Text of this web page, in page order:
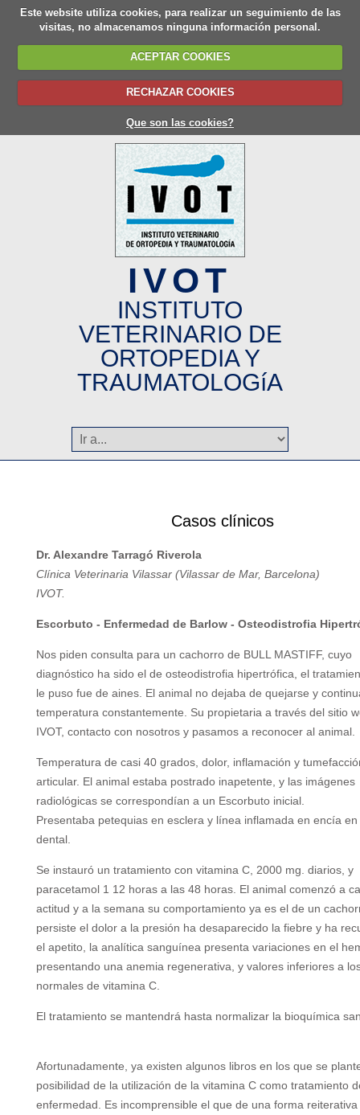
Este website utiliza cookies, para realizar un seguimiento de las
visitas, no almacenamos ninguna información personal.
ACEPTAR COOKIES
RECHAZAR COOKIES
Que son las cookies?
IVOT
INSTITUTO
VETERINARIO DE
ORTOPEDIA Y
TRAUMATOLOGíA
Casos clínicos
Dr. Alexandre Tarragó Riverola
Clínica Veterinaria Vilassar (Vilassar de Mar, Barcelona)
IVOT.
Escorbuto - Enfermedad de Barlow - Osteodistrofia
Nos piden consulta para un cachorro de BULL MASTIFF, cuyo
diagnóstico ha sido el de osteodistrofia hipertrófica, el
le puso fue de aines. El animal no dejaba de quejarse y
temperatura constantemente. Su propietaria a través del sitio
IVOT, contacto con nosotros y pasamos a reconocer al animal.
Temperatura de casi 40 grados, dolor, inflamación y
articular. El animal estaba postrado inapetente, y las imágenes
radiológicas se correspondían a un Escorbuto inicial.
Presentaba petequias en esclera y línea inflamada en encía
dental.
Se instauró un tratamiento con vitamina C, 2000 mg. diarios, y
paracetamol 1 12 horas a las 48 horas. El animal comenzó a
actitud y a la semana su comportamiento ya es el de un
persiste el dolor a la presión ha desaparecido la fiebre y ha
el apetito, la analítica sanguínea presenta variaciones en el
presentando una anemia regenerativa, y valores inferiores a
normales de vitamina C.
El tratamiento se mantendrá hasta normalizar la bioquímica
Afortunadamente, ya existen algunos libros en los que se
posibilidad de la utilización de la vitamina C como tratamiento
enfermedad. Es incomprensible el que de una forma